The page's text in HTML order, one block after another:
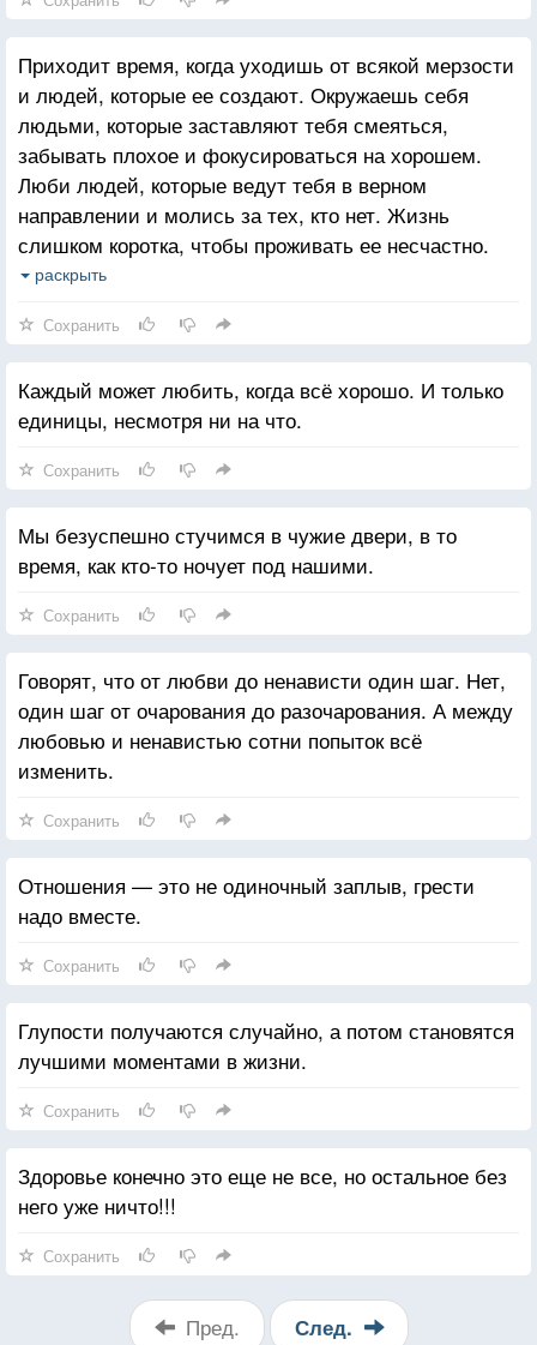
Приходит время, когда уходишь от всякой мерзости
и людей, которые ее создают. Окружаешь себя
людьми, которые заставляют тебя смеяться,
забывать плохое и фокусироваться на хорошем.
Люби людей, которые ведут тебя в верном
направлении и молись за тех, кто нет. Жизнь
слишком коротка, чтобы проживать ее несчастно.
Падение - это часть жизни, но восстание - сама
раскрыть
Сохранить
Каждый может любить, когда всё хорошо. И только
единицы, несмотря ни на что.
Сохранить
Мы безуспешно стучимся в чужие двери, в то
время, как кто-то ночует под нашими.
Сохранить
Говорят, что от любви до ненависти один шаг. Нет,
один шаг от очарования до разочарования. А между
любовью и ненавистью сотни попыток всё
изменить.
Сохранить
Отношения — это не одиночный заплыв, грести
надо вместе.
Сохранить
Глупости получаются случайно, а потом становятся
лучшими моментами в жизни.
Сохранить
Здоровье конечно это еще не все, но остальное без
него уже ничто!!!
Сохранить
Пред. След.